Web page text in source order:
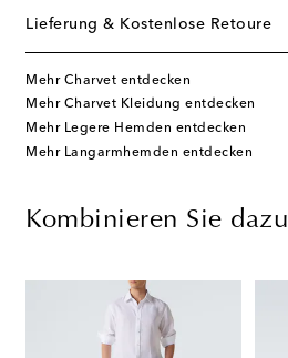
Lieferung & Kostenlose Retoure
Mehr Charvet entdecken
Mehr Charvet Kleidung entdecken
Mehr Legere Hemden entdecken
Mehr Langarmhemden entdecken
Kombinieren Sie dazu